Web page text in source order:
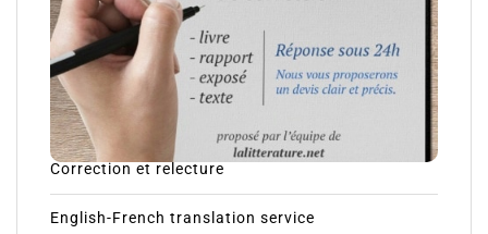
Correction et relecture
English-French translation service